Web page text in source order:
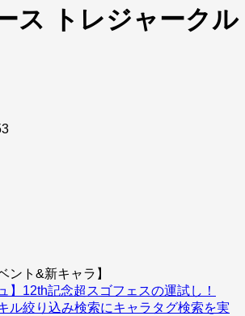
ス トレジャークル
ント&新キャラ】
】12th記念超スゴフェスの運試し！
ル絞り込み検索にキャラタグ検索を実